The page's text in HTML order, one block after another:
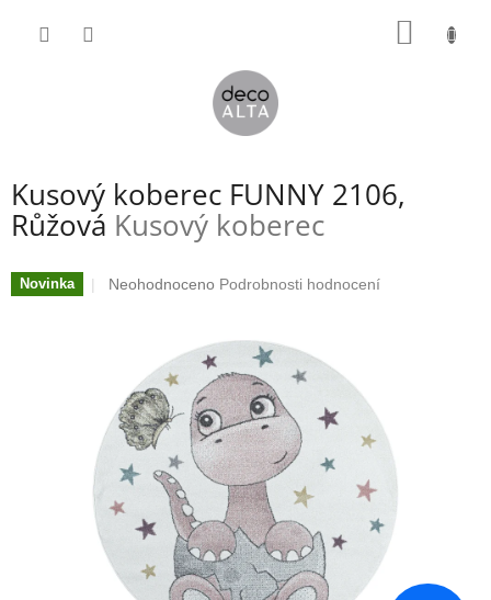
Kusový koberec FUNNY 2106,
Růžová Kusový koberec
Novinka
Průměrné
hvězdiček.
Neohodnoceno Podrobnosti hodnocení